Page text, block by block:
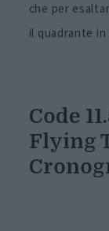
che per
il quadrante
Code
Flying